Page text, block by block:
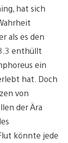
hat sich
als es den
enthüllt
ein
hat. Doch
von
der Ära
könnte jede